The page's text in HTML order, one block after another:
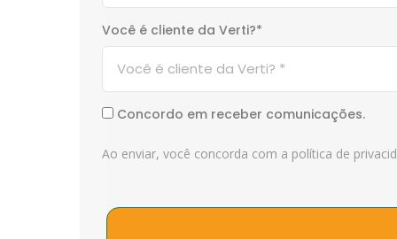
Você é cliente da Verti?*
Concordo em receber comunicações.
Ao enviar, você concorda com a política de